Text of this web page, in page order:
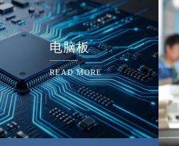
电脑板
READ MORE